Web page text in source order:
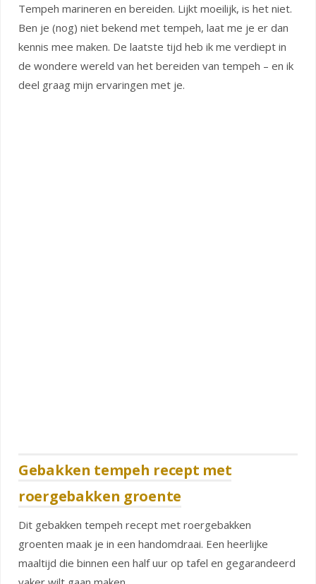
Tempeh marineren en bereiden. Lijkt moeilijk, is het niet.
Ben je (nog) niet bekend met tempeh, laat me je er dan
kennis mee maken. De laatste tijd heb ik me verdiept in
de wondere wereld van het bereiden van tempeh – en ik
deel graag mijn ervaringen met je.
Gebakken tempeh recept met
roergebakken groente
Dit gebakken tempeh recept met roergebakken
groenten maak je in een handomdraai. Een heerlijke
maaltijd die binnen een half uur op tafel en gegarandeerd